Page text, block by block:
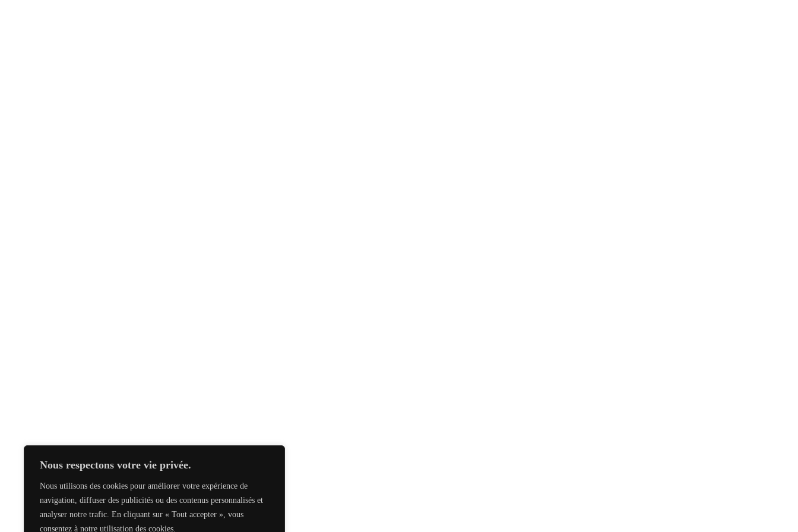
Nous respectons votre vie privée.
Nous utilisons des cookies pour améliorer votre expérience de
navigation, diffuser des publicités ou des contenus personnalisés et
analyser notre trafic. En cliquant sur « Tout accepter », vous
consentez à notre utilisation des cookies.